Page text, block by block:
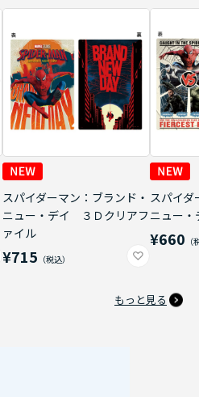
スパイダーマン：ブランド・
ニュー・デイ ３Ｄクリアフ
ァイル
¥715
スパイダ
ニュー
¥660
もっと見る